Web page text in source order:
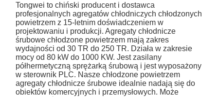
Tongwei to chiński producent i dostawca
profesjonalnych agregatów chłodniczych chłodzonych
powietrzem z 15-letnim doświadczeniem w
projektowaniu i produkcji. Agregaty chłodnicze
śrubowe chłodzone powietrzem mają zakres
wydajności od 30 TR do 250 TR. Działa w zakresie
mocy od 80 kW do 1000 KW. Jest zasilany
półhermetyczną sprężarką śrubową i jest wyposażony
w sterownik PLC. Nasze chłodzone powietrzem
agregaty chłodnicze śrubowe idealnie nadają się do
obiektów komercyjnych i przemysłowych. Może